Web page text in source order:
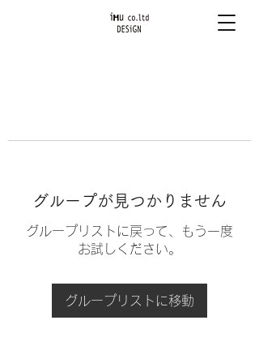
グループが見つかりません
グループリストに戻って、もう一度
お試しください。
グループリストに移動